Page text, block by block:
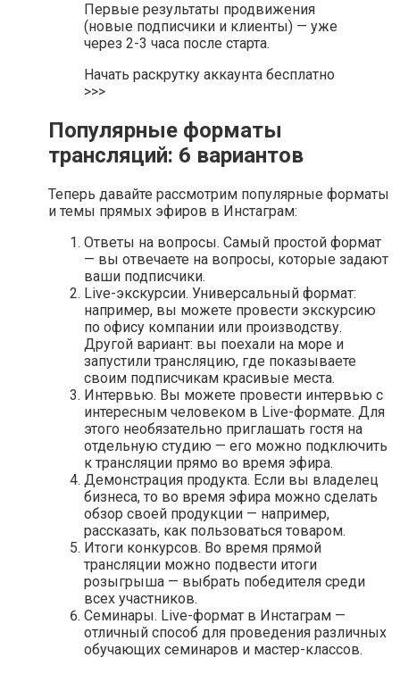
Первые результаты продвижения
(новые подписчики и клиенты) — уже
через 2-3 часа после старта.
Начать раскрутку аккаунта бесплатно
>>>
Популярные форматы
трансляций: 6 вариантов
Теперь давайте рассмотрим популярные форматы
и темы прямых эфиров в Инстаграм:
Ответы на вопросы. Самый простой формат
— вы отвечаете на вопросы, которые задают
ваши подписчики.
Live-экскурсии. Универсальный формат:
например, вы можете провести экскурсию
по офису компании или производству.
Другой вариант: вы поехали на море и
запустили трансляцию, где показываете
своим подписчикам красивые места.
Интервью. Вы можете провести интервью с
интересным человеком в Live-формате. Для
этого необязательно приглашать гостя на
отдельную студию — его можно подключить
к трансляции прямо во время эфира.
Демонстрация продукта. Если вы владелец
бизнеса, то во время эфира можно сделать
обзор своей продукции — например,
рассказать, как пользоваться товаром.
Итоги конкурсов. Во время прямой
трансляции можно подвести итоги
розыгрыша — выбрать победителя среди
всех участников.
Семинары. Live-формат в Инстаграм —
отличный способ для проведения различных
обучающих семинаров и мастер-классов.